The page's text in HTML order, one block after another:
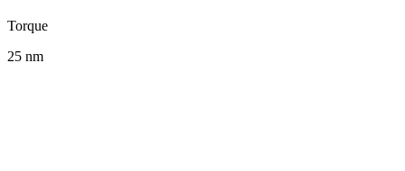
Torque
25 nm